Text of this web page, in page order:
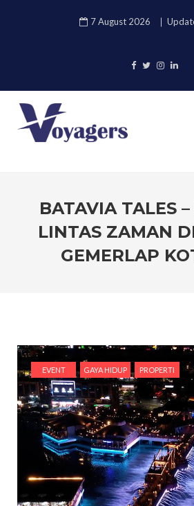
7 August 2026
BATAVIA TALES
LINTAS ZAMAN
GEMERLAP
EVENT GAYA HIDUP PROPERTI